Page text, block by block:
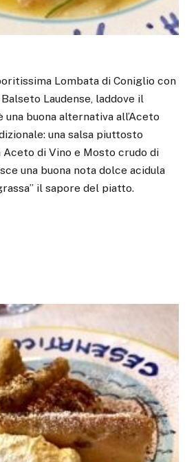
Lombata di Coniglio con
Laudense, laddove il
una buona alternativa all’Aceto
una salsa piuttosto
di Vino e Mosto crudo di
una buona nota dolce acidula
il sapore del piatto.